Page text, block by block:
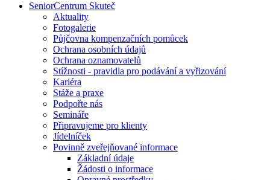
SeniorCentrum Skuteč
Aktuality
Fotogalerie
Půjčovna kompenzačních pomůcek
Ochrana osobních údajů
Ochrana oznamovatelů
Stížnosti - pravidla pro podávání a vyřizování
Kariéra
Stáže a praxe
Podpořte nás
Semináře
Připravujeme pro klienty
Jídelníček
Povinně zveřejňované informace
Základní údaje
Žádosti o informace